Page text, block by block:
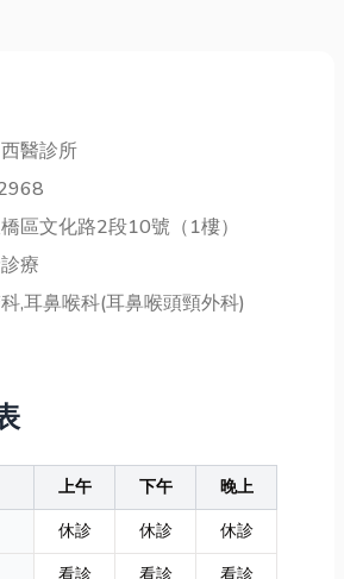
西醫診所
區文化路2段10號（1樓）
療
,耳鼻喉科(耳鼻喉頭頸外科)
上午 下午
晚上
休診 休診
休診